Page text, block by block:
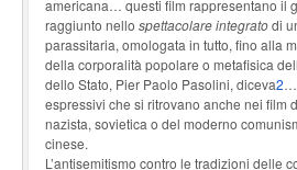
americana… questi film rappresentano il
raggiunto nello spettacolare integratodi
parassitaria, omologata in tutto, fino alla
della corporalità popolare o metafisica
dello Stato, Pier Paolo Pasolini, diceva2…
espressivi che si ritrovano anche nei film
nazista, sovietica o del moderno
cinese.
L’antisemitismo contro le tradizioni delle